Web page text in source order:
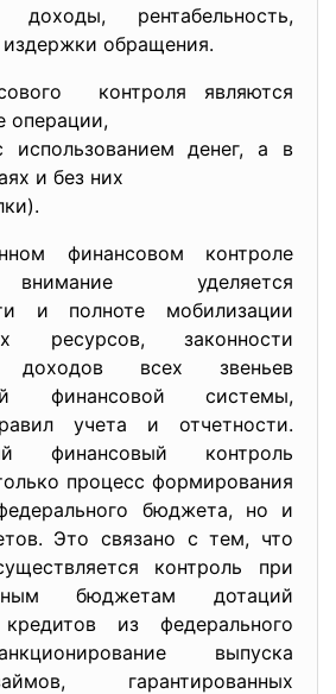
рентабельность,
обращения.
контроля являются
операции,
использованием денег, а в
и без них
финансовом контроле
уделяется
и полноте мобилизации
ресурсов, законности
всех звеньев
финансовой системы,
учета и отчетности.
финансовый контроль
процесс формирования
бюджета, но и
Это связано с тем, что
контроль при
бюджетам дотаций
из федерального
выпуска
гарантированных